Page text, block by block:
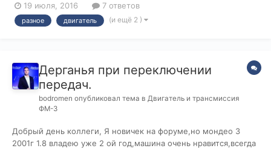
но мне не понравилось как оно началось) Остановился,
заглушил, открыл капот заглянул в бачок а там почти пусто.
19 июля, 2016 7 ответов
разное двигатель (и ещё 2 )
Дерганья при переключении
передач.
bodromen опубликовал тема в Двигатель и трансмиссия
ФМ-3
Добрый день коллеги, Я новичек на форуме,но мондео 3
2001г 1.8 владею уже 2 ой год,машина очень нравится,всегда